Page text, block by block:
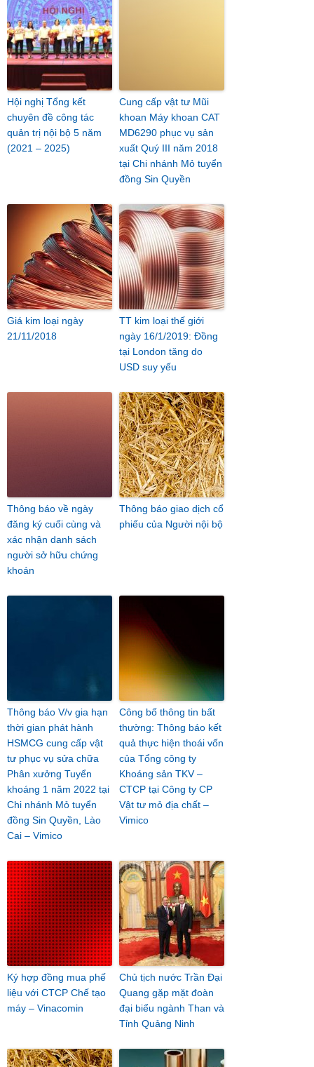
Hội nghị Tổng kết
chuyên đề công tác
quản trị nội bộ 5 năm
(2021 – 2025)
Cung cấp vật tư Mũi
khoan Máy khoan CAT
MD6290 phục vụ sản
xuất Quý III năm 2018
tại Chi nhánh Mỏ tuyển
đồng Sin Quyền
Giá kim loại ngày
21/11/2018
TT kim loại thế giới
ngày 16/1/2019: Đồng
tại London tăng do
USD suy yếu
Thông báo về ngày
đăng ký cuối cùng và
xác nhận danh sách
người sở hữu chứng
khoán
Thông báo giao dịch cổ
phiếu của Người nội bộ
Thông báo V/v gia hạn
thời gian phát hành
HSMCG cung cấp vật
tư phục vụ sửa chữa
Phân xưởng Tuyển
khoáng 1 năm 2022 tại
Chi nhánh Mỏ tuyển
đồng Sin Quyền, Lào
Cai – Vimico
Công bố thông tin bất
thường: Thông báo kết
quả thực hiện thoái vốn
của Tổng công ty
Khoáng sản TKV –
CTCP tại Công ty CP
Vật tư mỏ địa chất –
Vimico
Ký hợp đồng mua phế
liệu với CTCP Chế tạo
máy – Vinacomin
Chủ tịch nước Trần Đại
Quang gặp mặt đoàn
đại biểu ngành Than và
Tỉnh Quảng Ninh